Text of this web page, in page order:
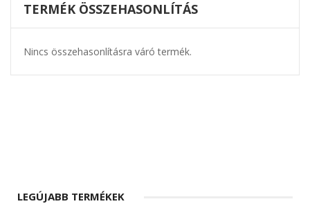
TERMÉK ÖSSZEHASONLÍTÁS
Nincs összehasonlításra váró termék.
LEGÚJABB TERMÉKEK